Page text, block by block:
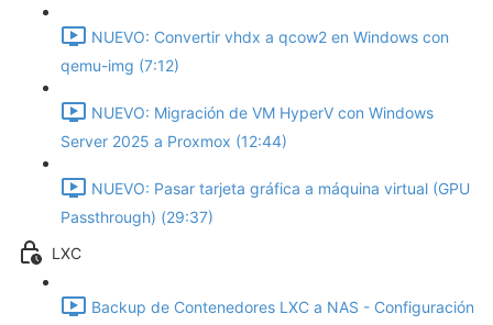
NUEVO: Convertir vhdx a qcow2 en Windows con
qemu-img (7:12)
NUEVO: Migración de VM HyperV con Windows
Server 2025 a Proxmox (12:44)
NUEVO: Pasar tarjeta gráfica a máquina virtual (GPU
Passthrough) (29:37)
LXC
Backup de Contenedores LXC a NAS - Configuración